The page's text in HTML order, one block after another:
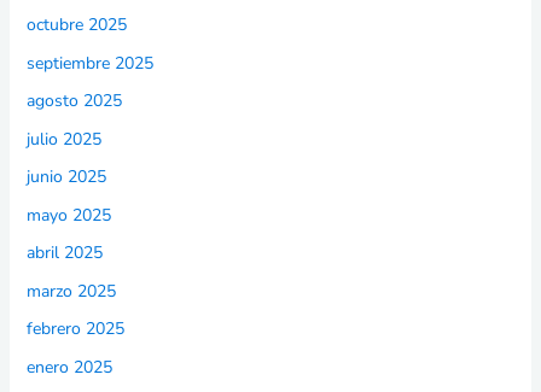
octubre 2025
septiembre 2025
agosto 2025
julio 2025
junio 2025
mayo 2025
abril 2025
marzo 2025
febrero 2025
enero 2025